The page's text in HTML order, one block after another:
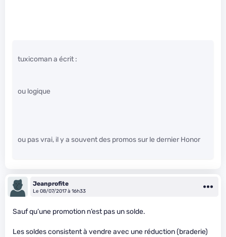
tuxicoman a écrit :
ou logique
ou pas vrai, il y a souvent des promos sur le dernier Honor
Jeanprofite
Le 08/07/2017 à 16h33
Sauf qu’une promotion n’est pas un solde.
Les soldes consistent à vendre avec une réduction (braderie)